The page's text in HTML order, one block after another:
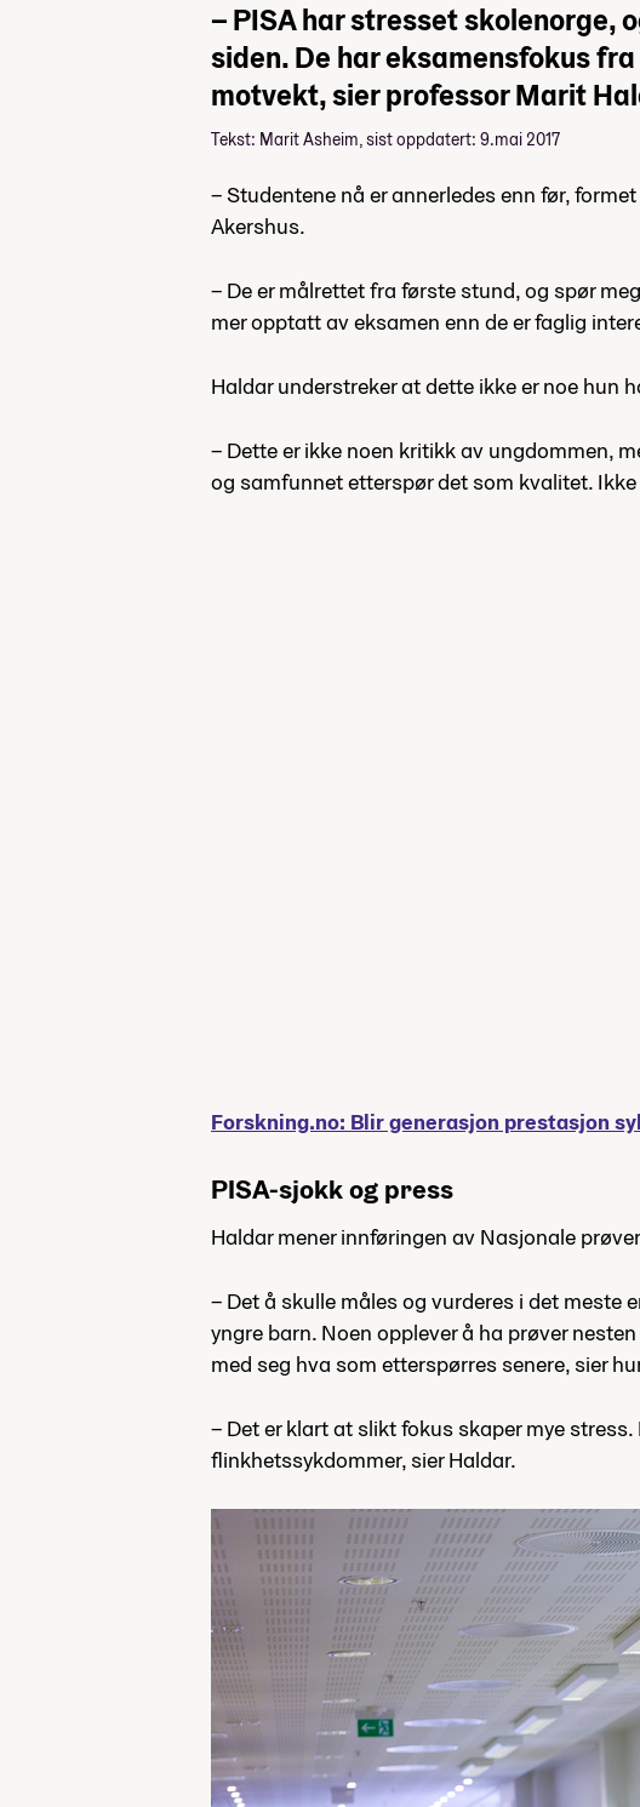
– PISA har stresset skolenorge,
siden. De har eksamensfokus
motvekt, sier professor Marit
Tekst: Marit Asheim, sist oppdatert: 9.mai 2017
– Studentene nå er annerledes enn før,
Akershus.
– De er målrettet fra første stund, og spør
mer opptatt av eksamen enn de er faglig
Haldar understreker at dette ikke er noe hun
– Dette er ikke noen kritikk av ungdommen,
og samfunnet etterspør det som kvalitet.
Forskning.no: Blir generasjon prestasjon
PISA-sjokk og press
Haldar mener innføringen av Nasjonale
– Det å skulle måles og vurderes i det meste
yngre barn. Noen opplever å ha prøver
med seg hva som etterspørres senere, sier
– Det er klart at slikt fokus skaper mye
flinkhetssykdommer, sier Haldar.